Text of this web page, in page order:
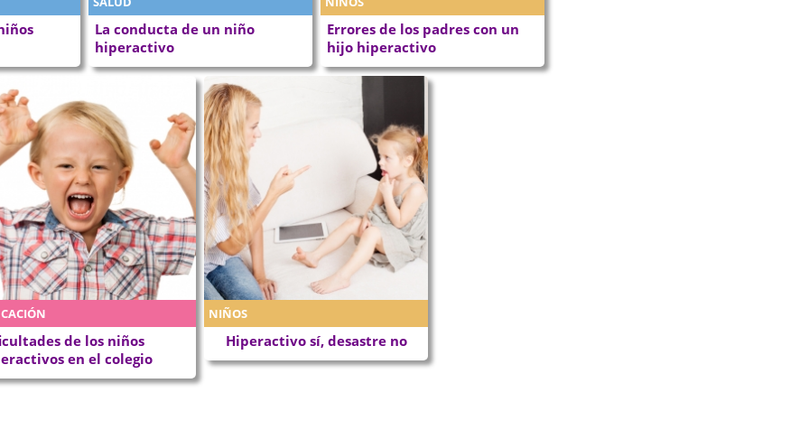
La conducta de un niño
hiperactivo
Errores de los padres con un
hijo hiperactivo
de los niños
en el colegio
NIÑOS
Hiperactivo sí, desastre no